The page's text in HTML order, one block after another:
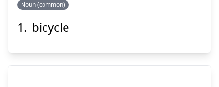
Noun (common)
bicycle